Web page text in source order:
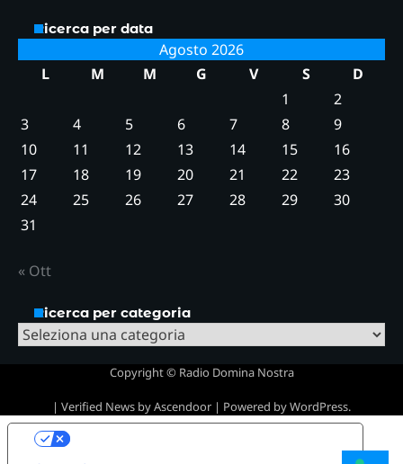
Ricerca per data
Agosto 2026
L
M M G V S
D
1
2
3
4 5 6 7 8
9
10
11 12 13 14 15
16
17
18 19 20 21 22
23
24
25 26 27 28 29
30
31
« Ott
Ricerca per categoria
Ricerca
Copyright © Radio Domina Nostra
| Verified News byAscendoor | Powered byWordPress.
Le tue preferenze relative alla privacy